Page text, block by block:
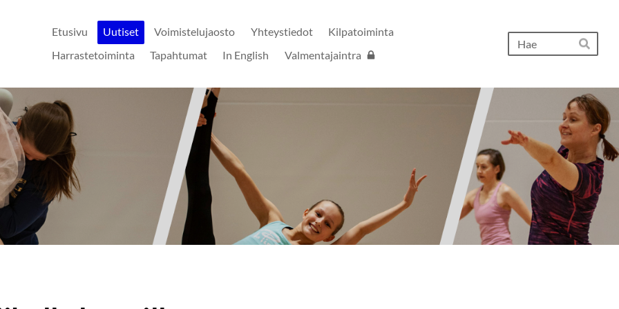
Etusivu Uutiset Voimistelujaosto Yhteystiedot
Kilpatoiminta
Harrastetoiminta
Tapahtumat In English Valmentajaintra Hae